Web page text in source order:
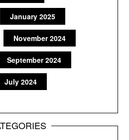
January 2025
November 2024
September 2024
July 2024